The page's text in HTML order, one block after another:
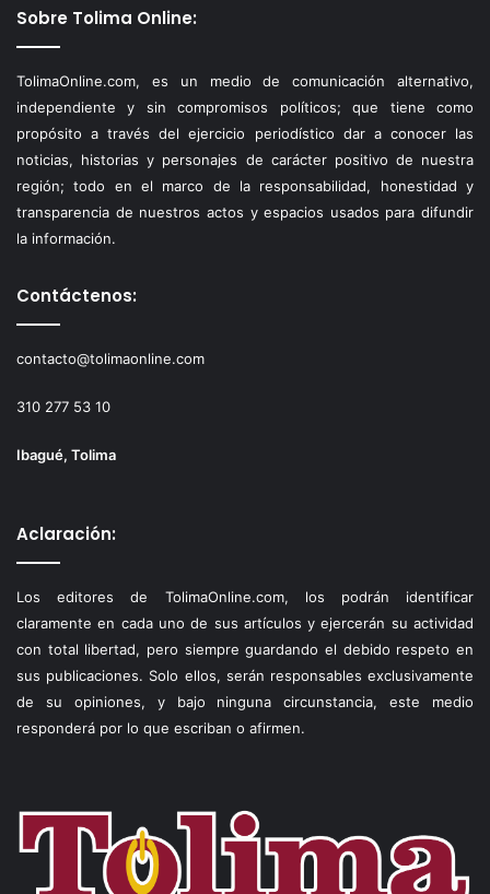
Sobre Tolima Online:
TolimaOnline.com, es un medio de comunicación alternativo,
independiente y sin compromisos políticos; que tiene como
propósito a través del ejercicio periodístico dar a conocer las
noticias, historias y personajes de carácter positivo de nuestra
región; todo en el marco de la responsabilidad, honestidad y
transparencia de nuestros actos y espacios usados para difundir
la información.
Contáctenos:
contacto@tolimaonline.com
310 277 53 10
Ibagué, Tolima
Aclaración:
Los editores de TolimaOnline.com, los podrán identificar
claramente en cada uno de sus artículos y ejercerán su actividad
con total libertad, pero siempre guardando el debido respeto en
sus publicaciones. Solo ellos, serán responsables exclusivamente
de su opiniones, y bajo ninguna circunstancia, este medio
responderá por lo que escriban o afirmen.